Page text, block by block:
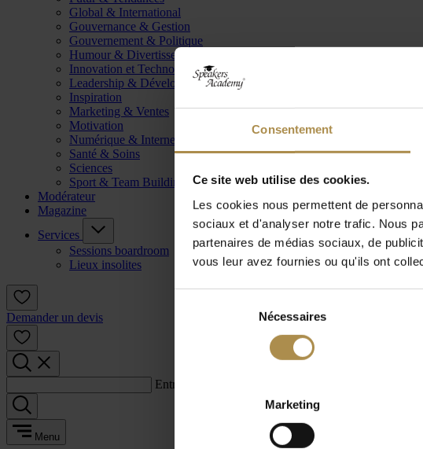
Consentement
Ce site web utilise des cookies.
Les cookies nous permettent de
sociaux et d'analyser notre trafic. Nous
partenaires de médias sociaux, de
vous leur avez fournies ou qu'ils ont
Nécessaires
Marketing
Global & International
Gouvernance & Gestion
Gouvernement & Politique
Humour & Divertissement
Innovation et Technologie
Leadership & Développement
Inspiration
Marketing & Ventes
Motivation
Numérique & Internet
Santé & Soins
Sciences
Sport & Team Building
Modérateur
Magazine
Services
Sessions boardroom
Lieux insolites
Demander un devis
Entrez un terme de recherche :
Menu